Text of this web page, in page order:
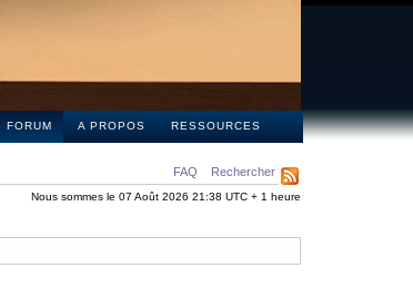
FORUM A PROPOS RESSOURCES
FAQ Rechercher
Nous sommes le 07 Août 2026 21:38 UTC + 1 heure